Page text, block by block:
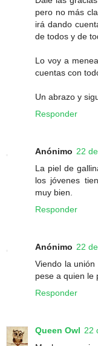
pero no más
irá dando
de todos y de
Lo voy a
cuentas con
Un abrazo y
Responder
Anónimo 22
La piel de
los jóvenes
muy bien.
Responder
Anónimo 22
Viendo la
pese a quien le
Responder
Queen Owl 22